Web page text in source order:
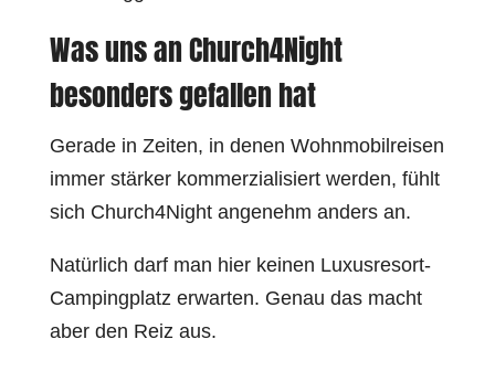
Was uns an Church4Night
besonders gefallen hat
Gerade in Zeiten, in denen Wohnmobilreisen
immer stärker kommerzialisiert werden, fühlt
sich Church4Night angenehm anders an.
Natürlich darf man hier keinen Luxusresort-
Campingplatz erwarten. Genau das macht
aber den Reiz aus.